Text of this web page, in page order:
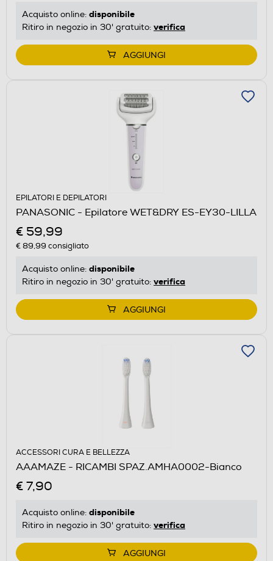
Acquisto online: disponibile
Ritiro in negozio in 30' gratuito: verifica
AGGIUNGI
EPILATORI E DEPILATORI
PANASONIC - Epilatore WET&DRY ES-EY30-LILLA
€ 59,99
€ 89,99 consigliato
Acquisto online: disponibile
Ritiro in negozio in 30' gratuito: verifica
AGGIUNGI
ACCESSORI CURA E BELLEZZA
AAAMAZE - RICAMBI SPAZ.AMHA0002-Bianco
€ 7,90
Acquisto online: disponibile
Ritiro in negozio in 30' gratuito: verifica
AGGIUNGI